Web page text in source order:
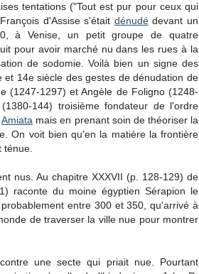
tentations ("Tout est pur pour ceux qui
d'Assise s'était dénudédevant un
à Venise, un petit groupe de quatre
pour avoir marché nu dans les rues à la
de sodomie. Voilà bien un signe des
14e siècle des gestes de dénudation de
(1247-1297) et Angèle de Foligno (1248-
144) troisième fondateur de l'ordre
Amiata mais en prenant soin de théoriser la
On voit bien qu'en la matière la frontière
nus. Au chapitre XXXVII (p. 128-129) de
raconte du moine égyptien Sérapion le
entre 300 et 350, qu'arrivé à
de traverser la ville nue pour montrer
une secte qui priait nue. Pourtant